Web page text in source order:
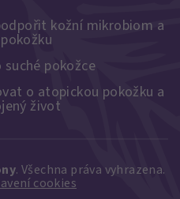
kožní mikrobiom a
pokožce
o atopickou pokožku a
život
. Všechna práva vyhrazena.
cookies